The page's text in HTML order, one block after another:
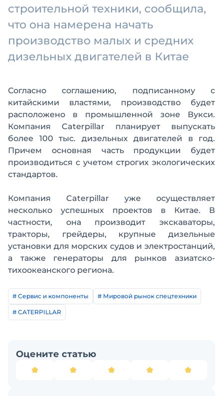
строительной техники, сообщила,
что она намерена начать
производство малых и средних
дизельных двигателей в Китае
Согласно соглашению, подписанному с
китайскими властями, производство будет
расположено в промышленной зоне Вукси.
Компания Caterpillar планирует выпускать
более 100 тыс. дизельных двигателей в год.
Причем основная часть продукции будет
производиться с учетом строгих экологических
стандартов.
Компания Caterpillar уже осуществляет
несколько успешных проектов в Китае. В
частности, она производит экскаваторы,
тракторы, грейдеры, крупные дизельные
установки для морских судов и электростанций,
а также генераторы для рынков азиатско-
тихоокеанского региона.
# Сервис и компоненты # Мировой рынок спецтехники
# CATERPILLAR
Оцените статью